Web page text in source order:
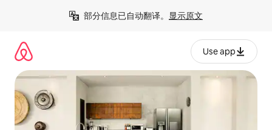
部分信息已自动翻译。 显示原文
Use app